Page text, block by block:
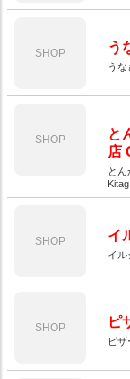
SHOP う
う
SHOP
と
店
と
SHOP イ
イル
SHOP ピ
ピ